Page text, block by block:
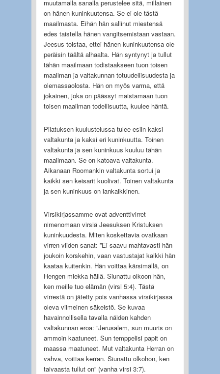
muutamalla sanalla perustelee sitä, millainen
on hänen kuninkuutensa. Se ei ole tästä
maailmasta. Eihän hän sallinut miestensä
edes taistella hänen vangitsemistaan vastaan.
Jeesus toistaa, ettei hänen kuninkuutensa ole
peräisin täältä alhaalta. Hän syntynyt ja tullut
tähän maailmaan todistaakseen tuon toisen
maailman ja valtakunnan totuudellisuudesta ja
olemassaolosta. Hän on myös varma, että
jokainen, joka on päässyt maistamaan tuon
toisen maailman todellisuutta, kuulee häntä.
Pilatuksen kuulustelussa tulee esiin kaksi
valtakunta ja kaksi eri kuninkuutta. Toinen
valtakunta ja sen kuninkuus kuuluu tähän
maailmaan. Se on katoava valtakunta.
Aikanaan Roomankin valtakunta sortui ja
kaikki sen keisarit kuolivat. Toinen valtakunta
ja sen kuninkuus on iankaikkinen.
Virsikirjassamme ovat adventtivirret
nimenomaan virsiä Jeesuksen Kristuksen
kuninkuudesta. Miten koskettavia ovatkaan
virren viiden sanat: ”Ei saavu mahtavasti hän
joukoin korskehin, vaan vastustajat kaikki hän
kaataa kuitenkin. Hän voittaa kärsimällä, on
Hengen miekka hällä. Siunattu olkoon hän,
ken meille tuo elämän (virsi 5:4). Tästä
virrestä on jätetty pois vanhassa virsikirjassa
oleva viimeinen säkeistö. Se kuvaa
havainnollisella tavalla näiden kahden
valtakunnan eroa: ”Jerusalem, sun muuris on
ammoin kaatuneet. Sun temppelisi papit on
maassa maatuneet. Mut valtakunta Herran on
vahva, voittaa kerran. Siunattu olkohon, ken
taivaasta tullut on” (vanha virsi 3:7).